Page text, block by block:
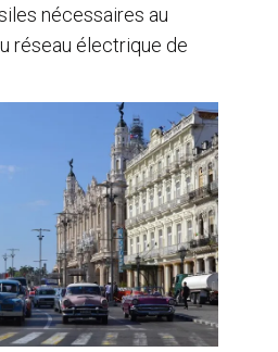
nécessaires au
réseau électrique de